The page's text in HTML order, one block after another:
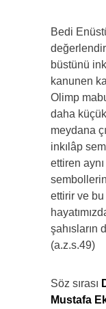
Bedi
büstünü
kanunen
Olimp
daha
meydana
inkılâp
ettiren
ettirir ve
şahısların
(a.z.s.49)
Söz sırası
Mustafa